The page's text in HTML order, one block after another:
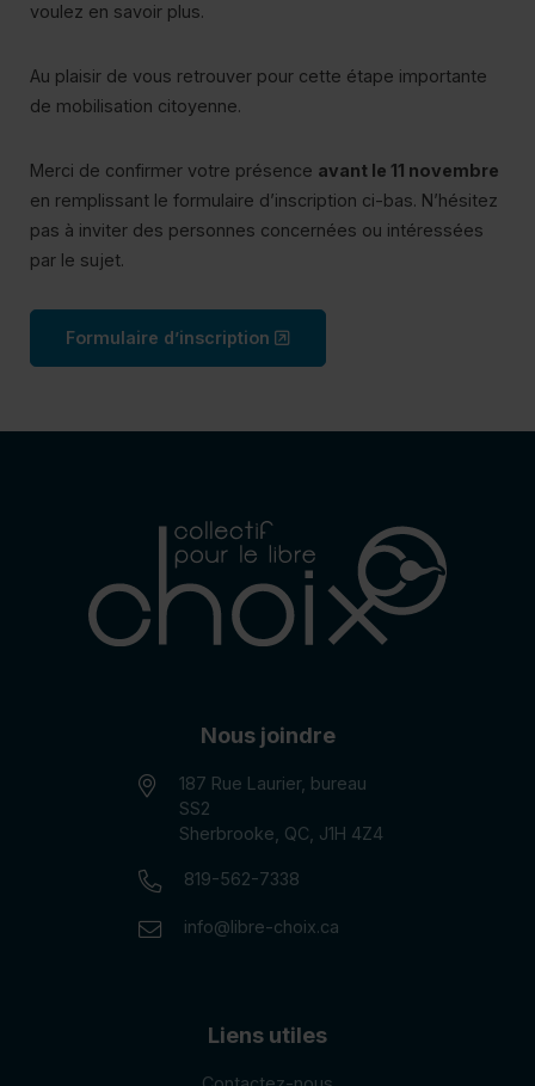
voulez en savoir plus.
Au plaisir de vous retrouver pour cette étape importante
de mobilisation citoyenne.
Merci de confirmer votre présence avant le 11 novembre
en remplissant le formulaire d’inscription ci-bas. N’hésitez
pas à inviter des personnes concernées ou intéressées
par le sujet.
Formulaire d’inscription (ce lien s’ouvrira dans une
Nous joindre
187 Rue Laurier, bureau
SS2
Sherbrooke, QC, J1H 4Z4
Numéro de téléphone:
819-562-7338
Courriel:
info@libre-choix.ca
Liens utiles